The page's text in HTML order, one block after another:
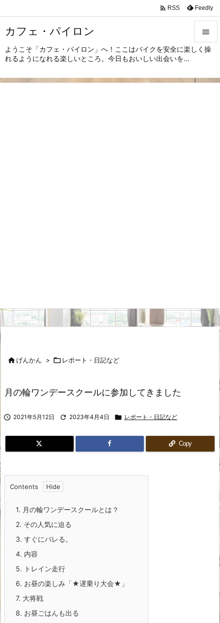
カフェ・パイロン
ようこそ「カフェ・パイロン」へ！ここはバイクを安全に楽しく操
れるようになれる楽しいところ。今日もおいしい出会いを…



 RSS Feedly
げんかん >  レポート・日記など
月の輪ワンデースクールに参加してきました
 2021年5月12日  2023年4月4日  レポート・日記など
Copy
Contents
1. 月の輪ワンデースクールとは？
2. その人気に迫る
3. すぐにバレる。
4. 内容
5. トレイン走行
6. お昼の楽しみ「★遅乗り大会★」
7. 大将戦
8. お昼ごはんも出る